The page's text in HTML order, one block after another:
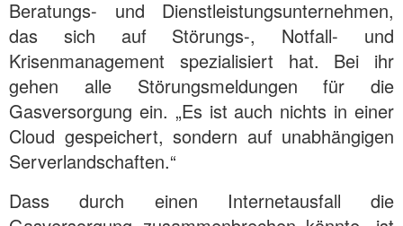
Beratungs- und Dienstleistungsunternehmen,
das sich auf Störungs-, Notfall- und
Krisenmanagement spezialisiert hat. Bei ihr
gehen alle Störungsmeldungen für die
Gasversorgung ein. „Es ist auch nichts in einer
Cloud gespeichert, sondern auf unabhängigen
Serverlandschaften.“
Dass durch einen Internetausfall die